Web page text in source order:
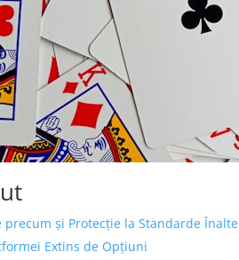
precum și Protecție la Standarde Înalte
Extins de Opțiuni